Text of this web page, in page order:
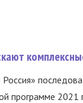
программе 2021